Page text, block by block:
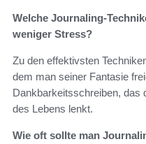
Welche Journaling-
weniger Stress?
Zu den effektivsten
dem man seiner Fantasie
Dankbarkeitsschreiben, das
des Lebens lenkt.
Wie oft sollte man